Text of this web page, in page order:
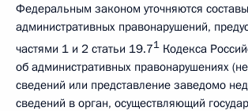
Федеральным законом уточняются составы
административных правонарушений,
частями 1 и 2 статьи 19.71 Кодекса
об административных правонарушениях
сведений или представление заведомо
сведений в орган, осуществляющий